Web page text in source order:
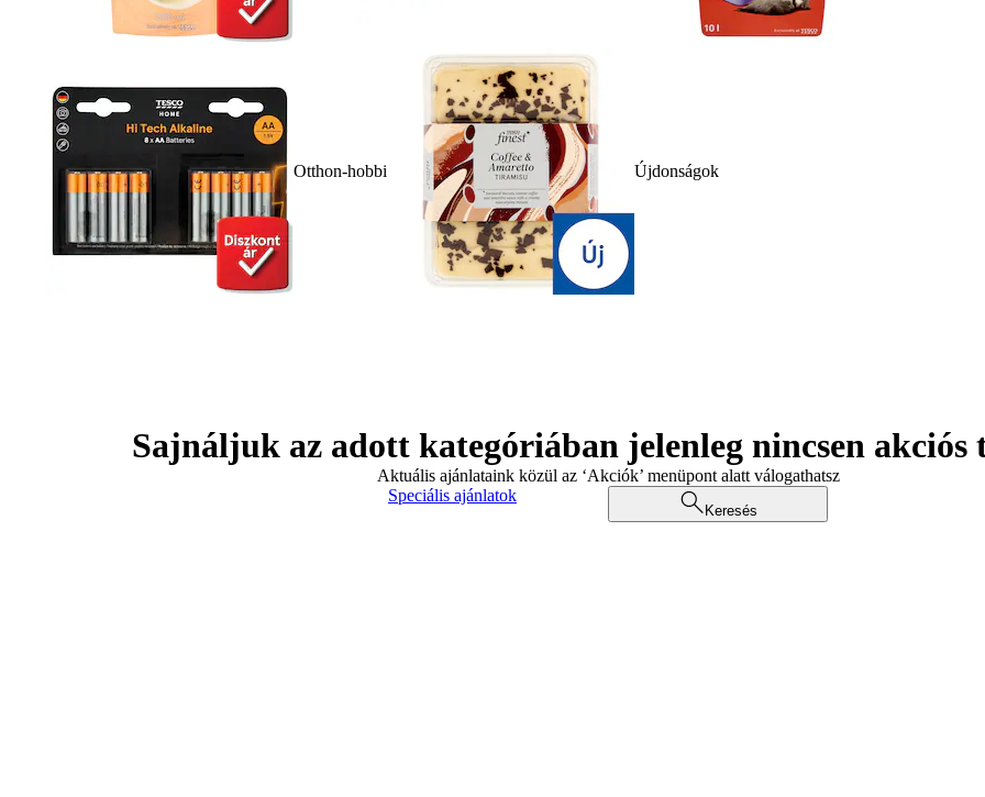
Otthon-hobbi Újdonságok
Sajnáljuk az adott kategóriában jelenleg nincsen akciós
Aktuális ajánlataink közül az ‘Akciók’ menüpont alatt válogathatsz
Speciális ajánlatok
Keresés